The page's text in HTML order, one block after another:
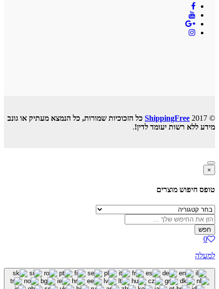
© 2017
ShippingFree כל הזכוכיות שמורות, כל הנמצא מעתיק או גונב
מידע ללא רשות יעומד לדין!.
×
טופס חיפוש מוצרים
חפש
0
למעלה